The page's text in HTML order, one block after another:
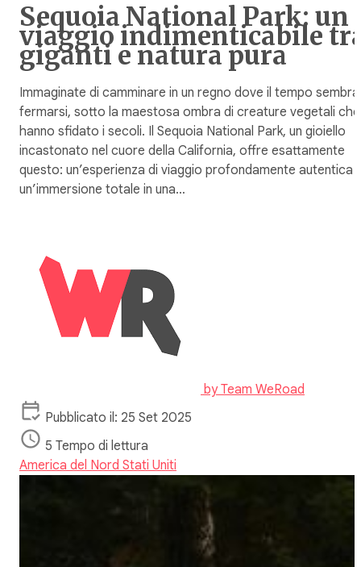
Sequoia National Park: un
viaggio indimenticabile
giganti e natura pura
Immaginate di camminare in un regno dove il tempo sembra
fermarsi, sotto la maestosa ombra di creature vegetali che
hanno sfidato i secoli. Il Sequoia National Park, un gioiello
incastonato nel cuore della California, offre esattamente
questo: un’esperienza di viaggio profondamente autentica
un’immersione totale in una…
byTeam WeRoad
Pubblicato il: 25 Set 2025
5 Tempo di lettura
America del Nord Stati Uniti